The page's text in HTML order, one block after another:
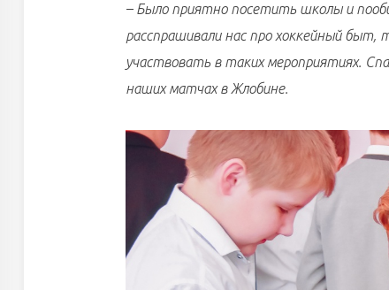
– Было приятно посетить школы и
расспрашивали нас про хоккейный быт,
участвовать в таких мероприятиях.
наших матчах в Жлобине.